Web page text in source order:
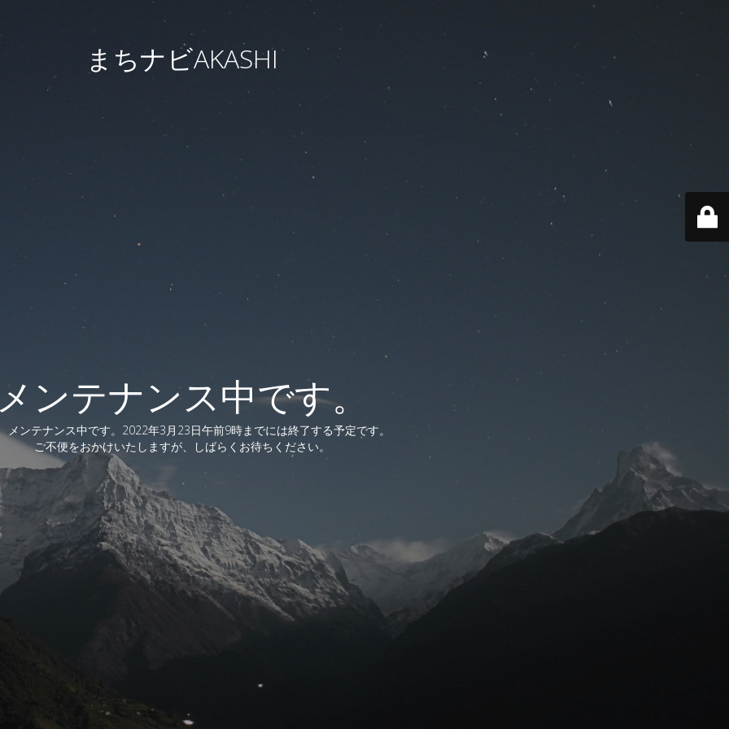
まちナビAKASHI
ンテナンス中です。
メンテナンス中です。2022年3月23日午前9時までには終了する予定です。
ご不便をおかけいたしますが、しばらくお待ちください。